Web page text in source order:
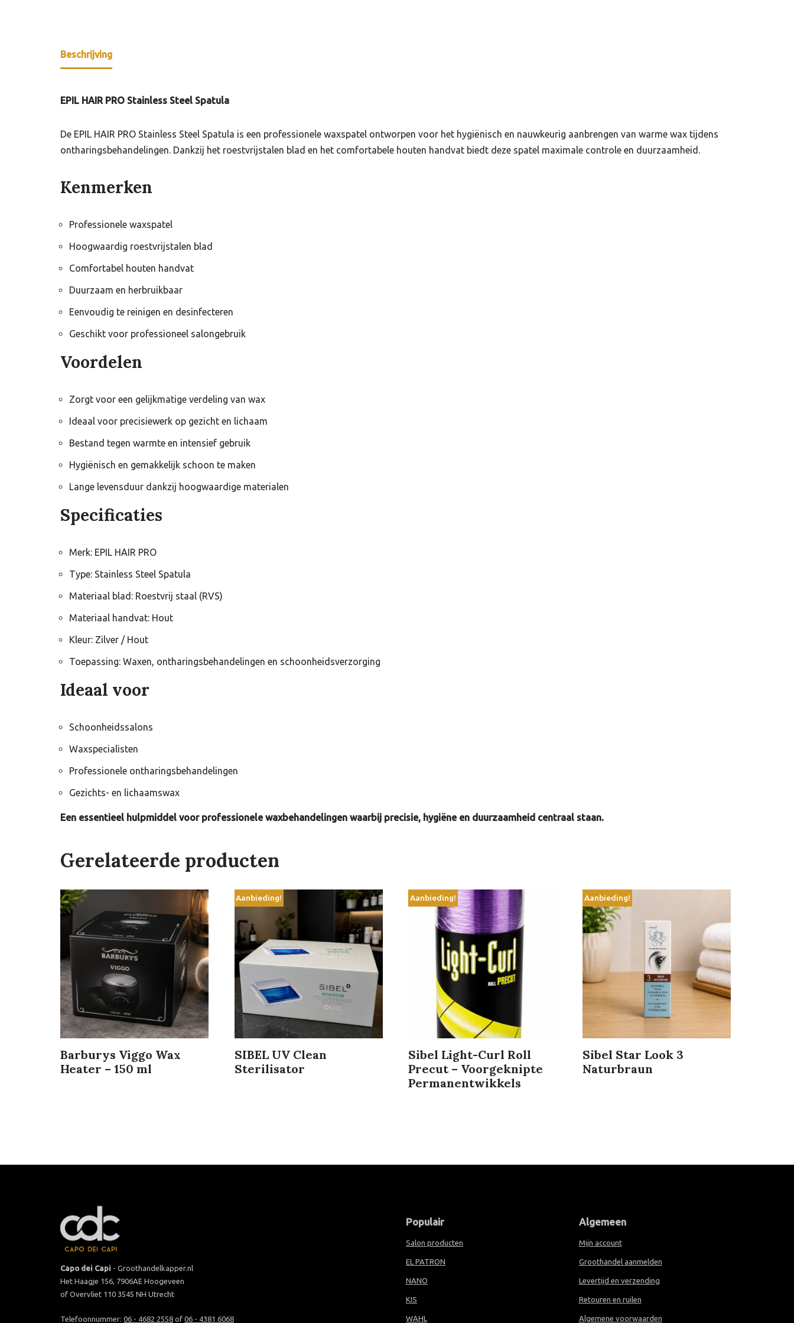
Beschrijving
EPIL HAIR PRO Stainless Steel Spatula
De EPIL HAIR PRO Stainless Steel Spatula is een professionele waxspatel ontworpen voor het hygiënisch en nauwkeurig aanbrengen van warme wax tijdens
ontharingsbehandelingen. Dankzij het roestvrijstalen blad en het comfortabele houten handvat biedt deze spatel maximale controle en duurzaamheid.
Kenmerken
Professionele waxspatel
Hoogwaardig roestvrijstalen blad
Comfortabel houten handvat
Duurzaam en herbruikbaar
Eenvoudig te reinigen en desinfecteren
Geschikt voor professioneel salongebruik
Voordelen
Zorgt voor een gelijkmatige verdeling van wax
Ideaal voor precisiewerk op gezicht en lichaam
Bestand tegen warmte en intensief gebruik
Hygiënisch en gemakkelijk schoon te maken
Lange levensduur dankzij hoogwaardige materialen
Specificaties
Merk: EPIL HAIR PRO
Type: Stainless Steel Spatula
Materiaal blad: Roestvrij staal (RVS)
Materiaal handvat: Hout
Kleur: Zilver / Hout
Toepassing: Waxen, ontharingsbehandelingen en schoonheidsverzorging
Ideaal voor
Schoonheidssalons
Waxspecialisten
Professionele ontharingsbehandelingen
Gezichts- en lichaamswax
Een essentieel hulpmiddel voor professionele waxbehandelingen waarbij precisie, hygiëne en duurzaamheid centraal staan.
Gerelateerde producten
Barburys Viggo Wax
Heater – 150 ml
Aanbieding!
SIBEL UV Clean
Sterilisator
Aanbieding!
Sibel Light-Curl Roll
Precut – Voorgeknipte
Permanentwikkels
Aanbieding!
Sibel Star Look 3
Naturbraun
Capo dei Capi - Groothandelkapper.nl
Het Haagje 156, 7906AE Hoogeveen
of Overvliet 110 3545 NH Utrecht
Telefoonnummer: 06 - 4682 2558 of 06 - 4381 6068
Populair
Salon producten
EL PATRON
NANO
KIS
WAHL
Algemeen
Mijn account
Groothandel aanmelden
Levertijd en verzending
Retouren en ruilen
Algemene voorwaarden